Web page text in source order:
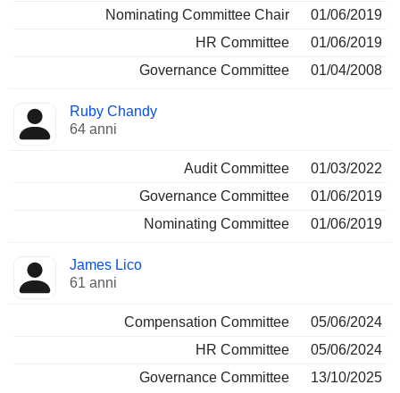
Nominating Committee Chair
01/06/2019
HR Committee
01/06/2019
Governance Committee
01/04/2008
Ruby Chandy
64 anni
Audit Committee
01/03/2022
Governance Committee
01/06/2019
Nominating Committee
01/06/2019
James Lico
61 anni
Compensation Committee
05/06/2024
HR Committee
05/06/2024
Governance Committee
13/10/2025